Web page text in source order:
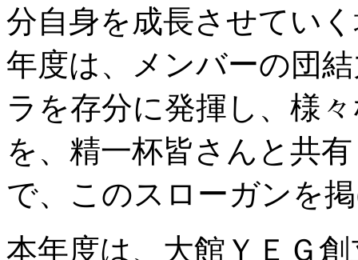
分自身を成長させてい
年度は、メンバーの団
ラを存分に発揮し、様
を、精一杯皆さんと共
で、このスローガンを
本年度は、大館ＹＥＧ